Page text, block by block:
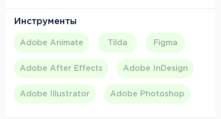
Инструменты
Adobe Animate Tilda Figma
Adobe After Effects Adobe InDesign
Adobe Illustrator Adobe Photoshop